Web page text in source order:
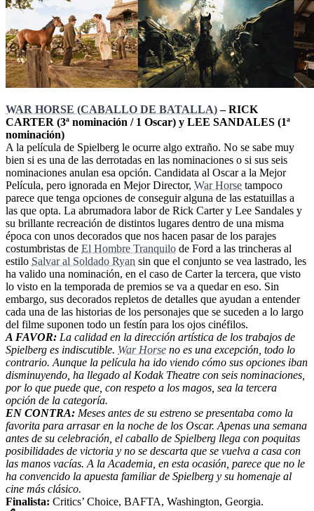
WAR HORSE (CABALLO DE BATALLA)– RICK
CARTER (3ª nominación / 1 Oscar) y LEE SANDALES (1ª
nominación)
A la película de Spielberg le ocurre algo extraño. No se sabe muy
bien si es una de las derrotadas en las nominaciones o si sus seis
nominaciones anulan esa opción. Candidata al Oscar a la Mejor
Película, pero ignorada en Mejor Director, War Horse tampoco
parece que tenga opciones de conseguir alguna de las estatuillas a
las que opta. La abrumadora labor de Rick Carter y Lee Sandales y
su brillante recreación de distintos lugares dentro de una misma
época con unos decorados que nos hacen pasar de los parajes
costumbristas de El Hombre Tranquilo de Ford a las trincheras al
estilo Salvar al Soldado Ryan sin que el conjunto se vea lastrado, les
ha valido una nominación, en el caso de Carter la tercera, que visto
lo visto en la temporada de premios se va a quedar en eso. Sin
embargo, sus decorados repletos de detalles que ayudan a entender
cada una de las historias de los personajes que se suceden a lo largo
del filme suponen todo un festín para los ojos cinéfilos.
A FAVOR: La calidad en la dirección artística de los trabajos de
Spielberg es indiscutible. War Horse no es una excepción, todo lo
contrario. Aunque la película ha ido viendo cómo sus opciones iban
disminuyendo, ha llegado al Kodak Theatre con seis nominaciones,
por lo que puede que, con respeto a los magos, sea la tercera
opción de la categoría.
EN CONTRA: Meses antes de su estreno se presentaba como la
favorita para arrasar en la noche de los Oscar. Apenas una semana
antes de su celebración, el caballo de Spielberg llega con poquitas
posibilidades de victoria y no se descarta que se vuelva a casa con
las manos vacías. A la Academia, en esta ocasión, parece que no le
ha convencido la apuesta familiar de Spielberg y su homenaje al
cine más clásico.
Finalista: Critics’ Choice, BAFTA, Washington, Georgia.